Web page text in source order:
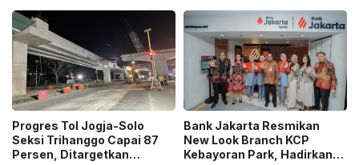
Progres Tol Jogja-Solo
Seksi Trihanggo Capai 87
Persen, Ditargetkan
Bank Jakarta Resmikan
New Look Branch KCP
Kebayoran Park, Hadirkan